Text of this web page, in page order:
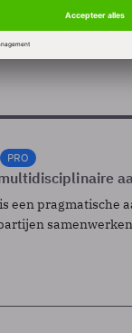
straks
PRO
een pragmatische